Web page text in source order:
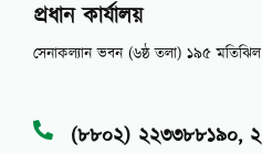
প্রধান কার্যালয়
সেনাকল্যান ভবন (৬ষ্ঠ তলা) ১৯৫
(৮৮০২) ২২৩৩৮৮১৯০,